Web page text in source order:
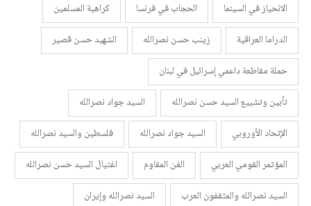
الانحياز في السينما
الحجاب في فرنسا
كراهية المسلمين
الدراما العراقية
زينب حسن نصرالله
الشهيد حسن قصير
حملة مقاطعة داعمي إسرائيل في لبنان
تأبين وتشييع السيد حسن نصرالله
السيد جواد نصرالله
الإتحاد الأوروبي
السيد جواد نصرالله
فلسطين والسيد نصرالله
المؤتمر القومي العربي
الفن المقاوم
اغتيال السيد حسن نصرالله
السيد نصرالله والمثقفون العرب
السيد نصرالله وإيران